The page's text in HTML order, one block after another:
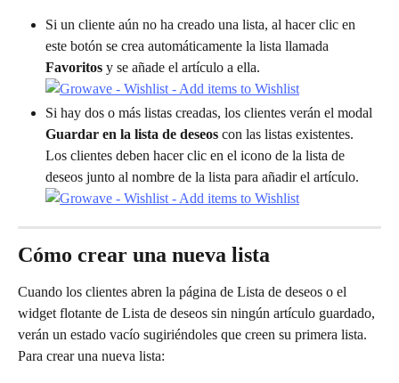
Si un cliente aún no ha creado una lista, al hacer clic en
este botón se crea automáticamente la lista llamada
Favoritos y se añade el artículo a ella.
Si hay dos o más listas creadas, los clientes verán el modal
Guardar en la lista de deseos con las listas existentes.
Los clientes deben hacer clic en el icono de la lista de
deseos junto al nombre de la lista para añadir el artículo.
Cómo crear una nueva lista
Cuando los clientes abren la página de Lista de deseos o el
widget flotante de Lista de deseos sin ningún artículo guardado,
verán un estado vacío sugiriéndoles que creen su primera lista.
Para crear una nueva lista: